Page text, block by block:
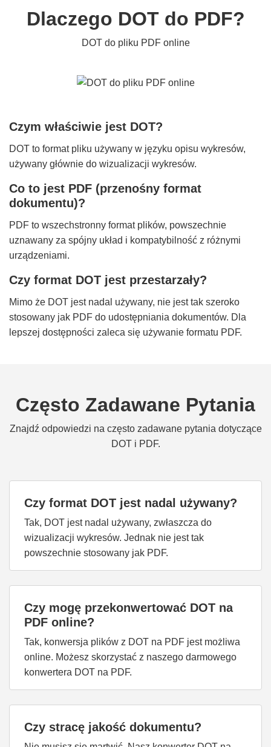
Dlaczego DOT do PDF?
DOT do pliku PDF online
Czym właściwie jest DOT?
DOT to format pliku używany w języku opisu wykresów,
używany głównie do wizualizacji wykresów.
Co to jest PDF (przenośny format
dokumentu)?
PDF to wszechstronny format plików, powszechnie
uznawany za spójny układ i kompatybilność z różnymi
urządzeniami.
Czy format DOT jest przestarzały?
Mimo że DOT jest nadal używany, nie jest tak szeroko
stosowany jak PDF do udostępniania dokumentów. Dla
lepszej dostępności zaleca się używanie formatu PDF.
Często Zadawane Pytania
Znajdź odpowiedzi na często zadawane pytania dotyczące
DOT i PDF.
Czy format DOT jest nadal używany?
Tak, DOT jest nadal używany, zwłaszcza do
wizualizacji wykresów. Jednak nie jest tak
powszechnie stosowany jak PDF.
Czy mogę przekonwertować DOT na
PDF online?
Tak, konwersja plików z DOT na PDF jest możliwa
online. Możesz skorzystać z naszego darmowego
konwertera DOT na PDF.
Czy stracę jakość dokumentu?